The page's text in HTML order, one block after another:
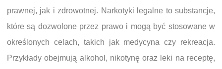
prawnej, jak i zdrowotnej. Narkotyki legalne to substancje,
które są dozwolone przez prawo i mogą być stosowane w
określonych celach, takich jak medycyna czy rekreacja.
Przykłady obejmują alkohol, nikotynę oraz leki na receptę,